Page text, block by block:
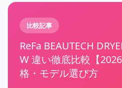
比較記事
ReFa BEAUTECH
W 違い徹底比較【
格・モデル選び方